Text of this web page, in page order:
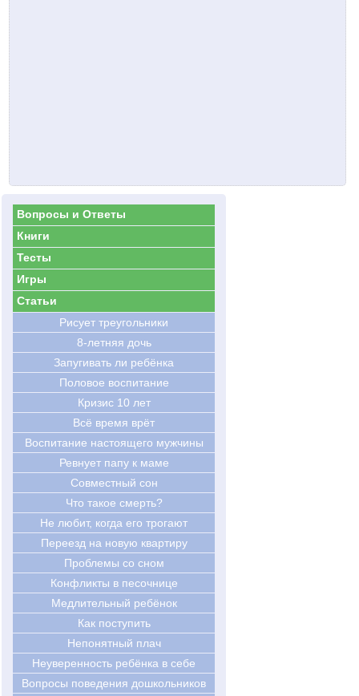
Вопросы и Ответы
Книги
Тесты
Игры
Статьи
Рисует треугольники
8-летняя дочь
Запугивать ли ребёнка
Половое воспитание
Кризис 10 лет
Всё время врёт
Воспитание настоящего мужчины
Ревнует папу к маме
Совместный сон
Что такое смерть?
Не любит, когда его трогают
Переезд на новую квартиру
Проблемы со сном
Конфликты в песочнице
Медлительный ребёнок
Как поступить
Непонятный плач
Неуверенность ребёнка в себе
Вопросы поведения дошкольников